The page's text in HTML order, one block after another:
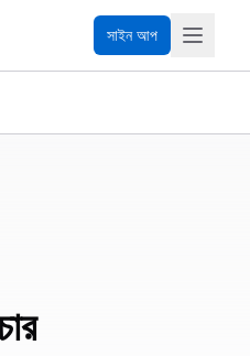
সাইন আপ